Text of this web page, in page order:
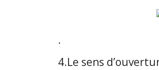
.
4.Le sens